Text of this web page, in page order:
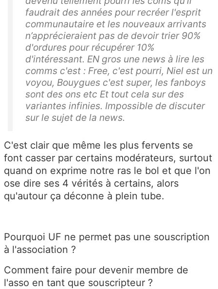
faudrait des années pour recréer l'esprit
communautaire et les nouveaux arrivants
n’apprécieraient pas de devoir trier 90%
d'ordures pour récupérer 10%
d'intéressant. EN gros une news à lire les
comms c'est : Free, c'est pourri, Niel est un
voyou, Bouygues c'est super, les fanboys
sont des ons etc Et tout cela sur des
variantes infinies. Impossible de discuter
sur le sujet de la news.
C'est clair que même les plus fervents se
font casser par certains modérateurs, surtout
quand on exprime notre ras le bol et que l'on
ose dire ses 4 vérités à certains, alors
qu'autour ça déconne à plein tube.
Pourquoi UF ne permet pas une souscription
à l'association ?
Comment faire pour devenir membre de
l'asso en tant que souscripteur ?